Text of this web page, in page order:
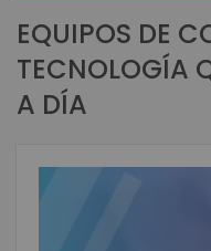
EQUIPOS DE
TECNOLOGÍA
A DÍA